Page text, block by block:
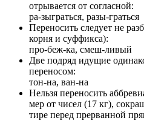
отрывается от согласной:
ра-зыграться, разы-граться
Переносить следует не
корня и суффикса):
про-беж-ка, смеш-ливый
Две подряд идущие
переносом:
тон-на, ван-на
Нельзя переносить
мер от чисел (17 кг),
тире перед прерванной